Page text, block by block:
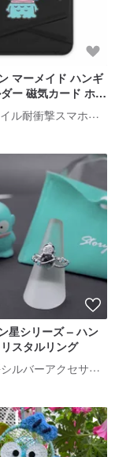
マーメイド ハンギ
ー 磁気カード ホル
カーフスキン 携帯
LANI's スタイル耐衝撃スマホケース
星シリーズ – ハン
スタルリング
STORY物語シルバーアクセサリー